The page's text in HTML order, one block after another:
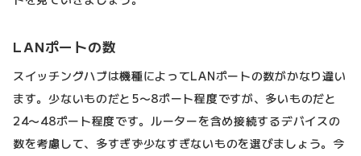
LANポートの数
スイッチングハブは機種によってLANポートの数がかなり違い
ます。少ないものだと5〜8ポート程度ですが、多いものだと
24〜48ポート程度です。ルーターを含め接続するデバイスの
数を考慮して、多すぎず少なすぎないものを選びましょう。今